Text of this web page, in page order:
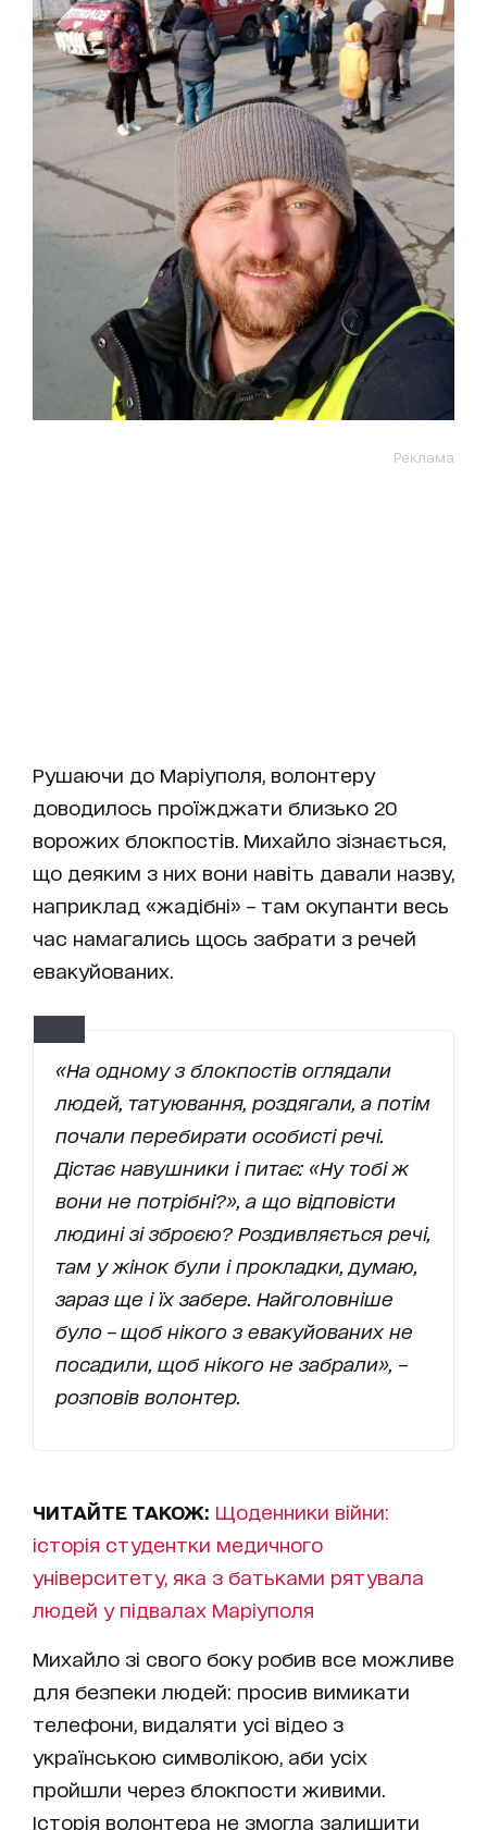
Реклама
Рушаючи до Маріуполя, волонтеру
доводилось проїжджати близько 20
ворожих блокпостів. Михайло зізнається,
що деяким з них вони навіть давали назву,
наприклад «жадібні» – там окупанти весь
час намагались щось забрати з речей
евакуйованих.
«На одному з блокпостів оглядали
людей, татуювання, роздягали, а потім
почали перебирати особисті речі.
Дістає навушники і питає: «Ну тобі ж
вони не потрібні?», а що відповісти
людині зі зброєю? Роздивляється речі,
там у жінок були і прокладки, думаю,
зараз ще і їх забере. Найголовніше
було – щоб нікого з евакуйованих не
посадили, щоб нікого не забрали», –
розповів волонтер.
ЧИТАЙТЕ ТАКОЖ: Щоденники війни:
історія студентки медичного
університету, яка з батьками рятувала
людей у підвалах Маріуполя
Михайло зі свого боку робив все можливе
для безпеки людей: просив вимикати
телефони, видаляти усі відео з
українською символікою, аби усіх
пройшли через блокпости живими.
Історія волонтера не змогла залишити